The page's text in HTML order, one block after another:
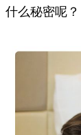
什么秘密呢？